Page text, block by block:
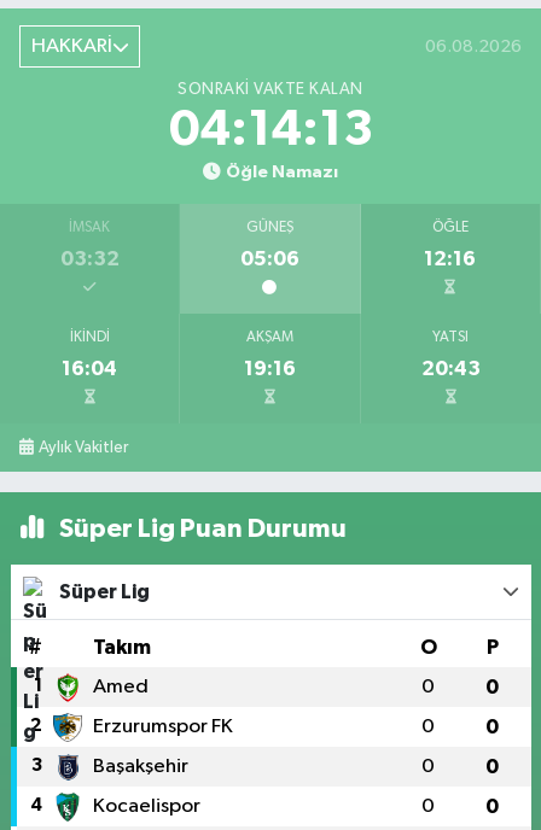
HAKKARİ 06.08.2026
SONRAKI VAKTE KALAN
04:14:12
Öğle Namazı
İMSAK
03:32
GÜNEŞ
05:06
ÖĞLE
12:16
İKINDI
16:04
AKŞAM
19:16
YATSI
20:43
Aylık Vakitler
Süper Lig Puan Durumu
Süper Lig
# Takım O P
1 Amed 0 0
2 Erzurumspor FK 0 0
3 Başakşehir 0 0
4 Kocaelispor 0 0